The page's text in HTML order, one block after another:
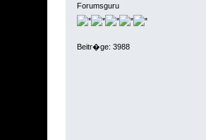
Forumsguru
Beitr�ge: 3988